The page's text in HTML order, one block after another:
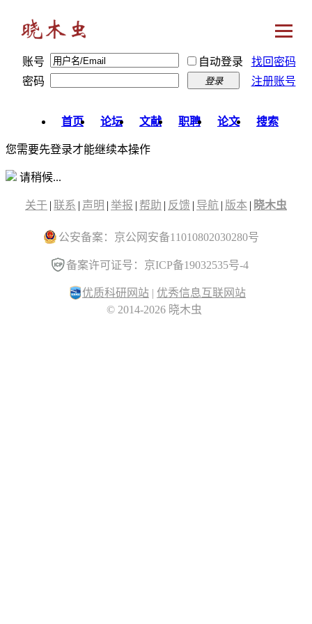
账号 自动登录
找回密码
密码
登录 注册账号
首页 论坛 文献 职聘 论文 搜索
您需要先登录才能继续本操作
请稍候...
关于 | 联系 | 声明 | 举报 | 帮助 | 反馈 | 导航 | 版本 | 晓木虫
公安备案：京公网安备11010802030280号
备案许可证号：京ICP备19032535号-4
优质科研网站 | 优秀信息互联网站
© 2014-2026 晓木虫